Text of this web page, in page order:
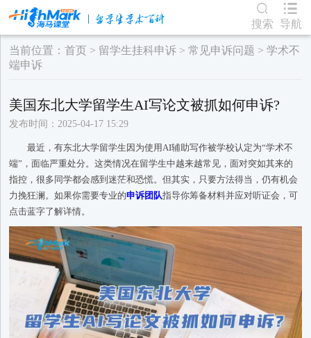
搜索 导航
当前位置：首页 > 留学生挂科申诉 >常见申诉问题 >学术不
端申诉
美国东北大学留学生AI写论文被抓如何申诉?
发布时间：2025-04-17 15:29
最近，有东北大学留学生因为使用AI辅助写作被学校认定为“学术不
端”，面临严重处分。这类情况在留学生中越来越常见，面对突如其来的
指控，很多同学都会感到迷茫和恐慌。但其实，只要方法得当，仍有机会
力挽狂澜。如果你需要专业的申诉团队指导你筹备材料并应对听证会，可
点击蓝字了解详情。